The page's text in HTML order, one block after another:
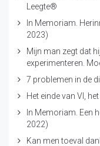
Leegte®
In Memoriam.
2023)
Mijn man zegt dat
experimenteren.
7 problemen in de
Het einde van VI,
In Memoriam. Een
2022)
Kan men toeval